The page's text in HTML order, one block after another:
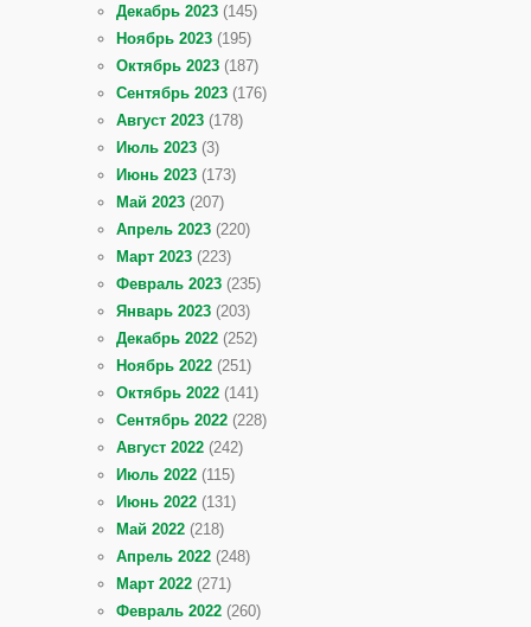
Декабрь 2023 (145)
Ноябрь 2023 (195)
Октябрь 2023 (187)
Сентябрь 2023 (176)
Август 2023 (178)
Июль 2023 (3)
Июнь 2023 (173)
Май 2023 (207)
Апрель 2023 (220)
Март 2023 (223)
Февраль 2023 (235)
Январь 2023 (203)
Декабрь 2022 (252)
Ноябрь 2022 (251)
Октябрь 2022 (141)
Сентябрь 2022 (228)
Август 2022 (242)
Июль 2022 (115)
Июнь 2022 (131)
Май 2022 (218)
Апрель 2022 (248)
Март 2022 (271)
Февраль 2022 (260)